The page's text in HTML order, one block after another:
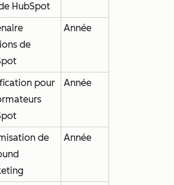
HubSpot
de
Année
pour
Année
de
Année